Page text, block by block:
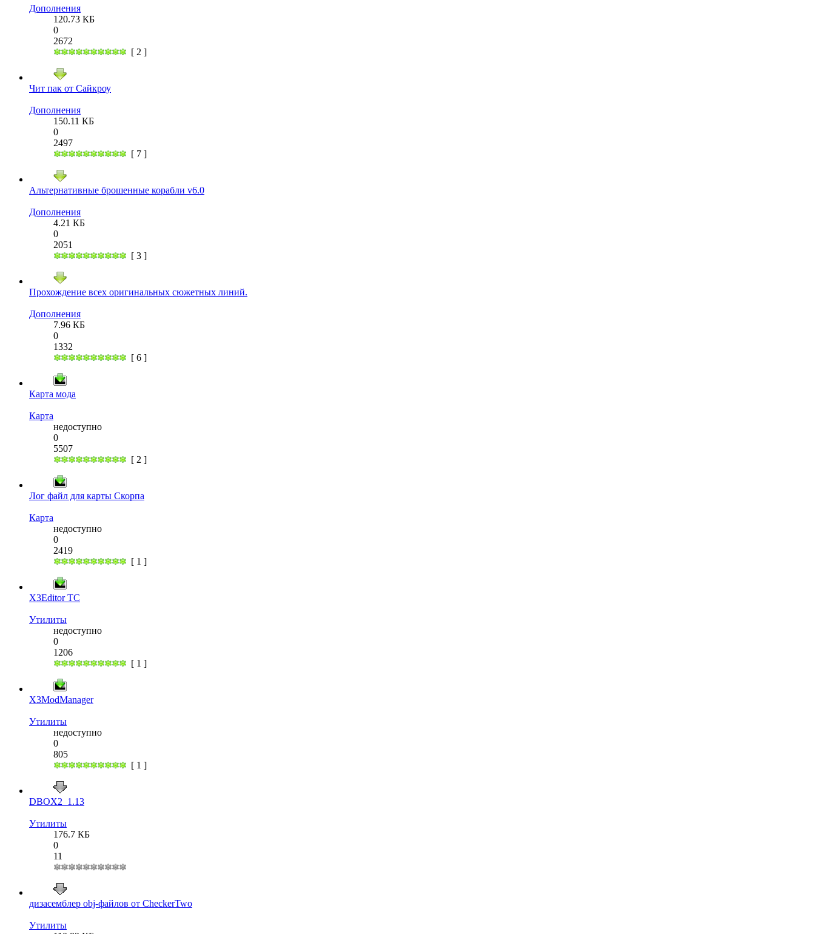
Дополнения
120.73 КБ
0
2672
[ 2 ]
Чит пак от Сайкроу
Дополнения
150.11 КБ
0
2497
[ 7 ]
Альтернативные брошенные корабли v6.0
Дополнения
4.21 КБ
0
2051
[ 3 ]
Прохождение всех оригинальных сюжетных линий.
Дополнения
7.96 КБ
0
1332
[ 6 ]
Карта мода
Карта
недоступно
0
5507
[ 2 ]
Лог файл для карты Скорпа
Карта
недоступно
0
2419
[ 1 ]
X3Editor TC
Утилиты
недоступно
0
1206
[ 1 ]
X3ModManager
Утилиты
недоступно
0
805
[ 1 ]
DBOX2_1.13
Утилиты
176.7 КБ
0
11
дизасемблер obj-файлов от CheckerTwo
Утилиты